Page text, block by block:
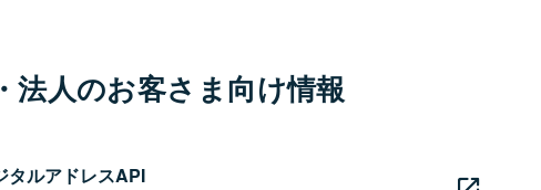
法人のお客さま向け情報
タルアドレスAPI